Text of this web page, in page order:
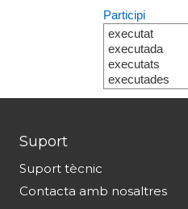
Participi
executat
executada
executats
executades
Suport
Suport tècnic
Contacta amb nosaltres